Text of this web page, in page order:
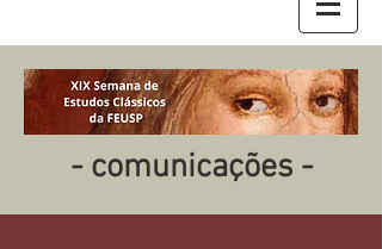
- comunicações -